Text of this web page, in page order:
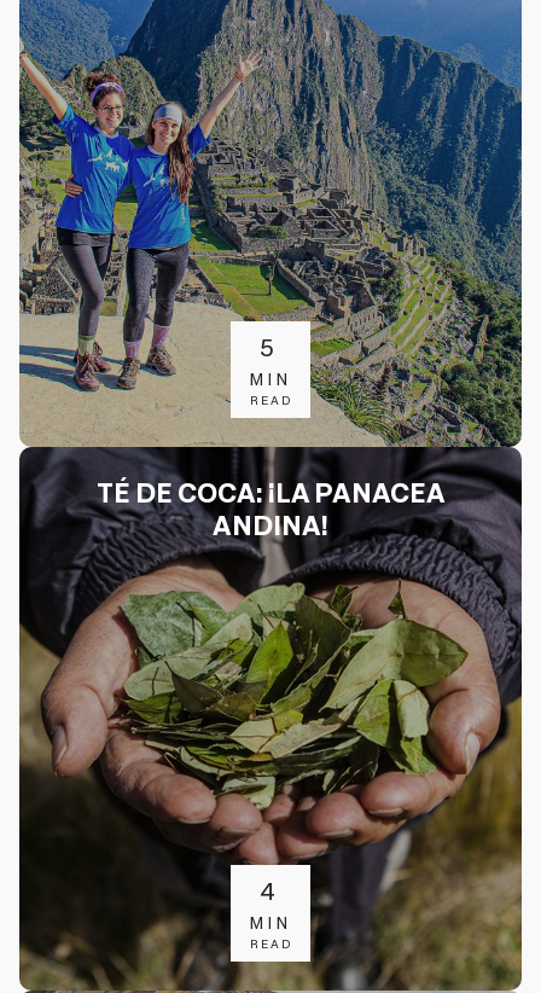
5
MIN
READ
TÉ DE COCA: ¡LA PANACEA
ANDINA!
4
MIN
READ